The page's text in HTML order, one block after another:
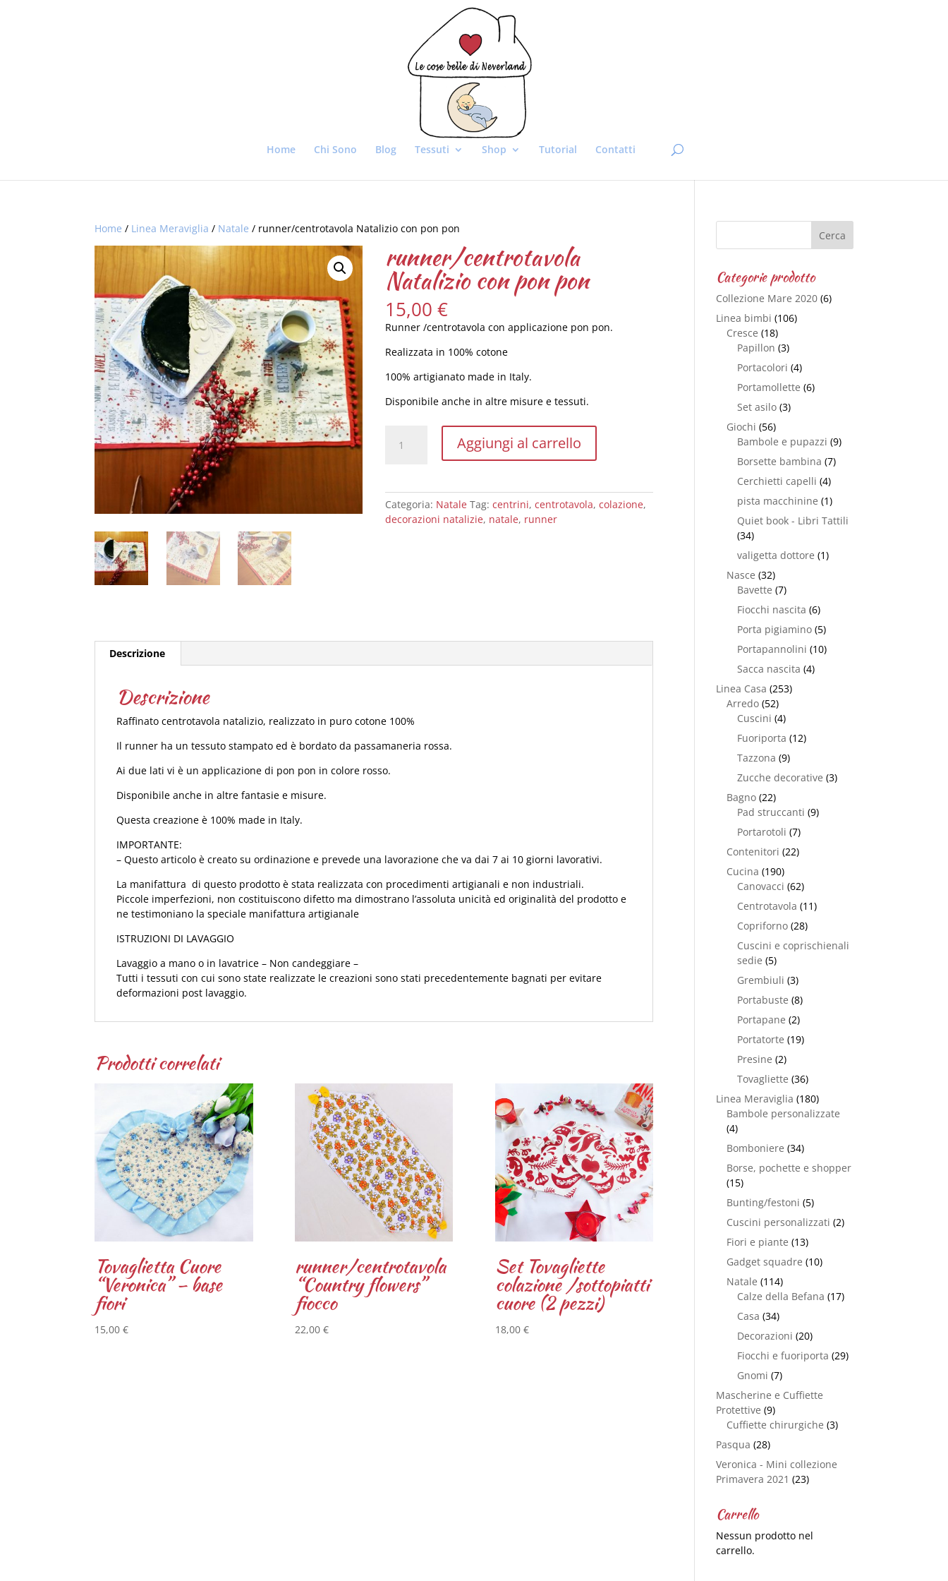
Home Chi Sono Blog Tessuti Shop Tutorial Contatti
Home / Linea Meraviglia / Natale / runner/centrotavola Natalizio con pon pon
runner/centrotavola
Natalizio con pon pon
15,00€
Runner /centrotavola con applicazione pon pon.
Realizzata in 100% cotone
100% artigianato made in Italy.
Disponibile anche in altre misure e tessuti.
runner/centrotavola
Natalizio
pon
quantità
Aggiungi al carrello
Categoria: Natale Tag:centrini,centrotavola,colazione,
decorazioni natalizie, natale, runner
Descrizione
Descrizione
Raffinato centrotavola natalizio, realizzato in puro cotone 100%
Il runner ha un tessuto stampato ed è bordato da passamaneria rossa.
Ai due lati vi è un applicazione di pon pon in colore rosso.
Disponibile anche in altre fantasie e misure.
Questa creazione è 100% made in Italy.
IMPORTANTE:
– Questo articolo è creato su ordinazione e prevede una lavorazione che va dai 7 ai 10 giorni lavorativi.
La manifattura di questo prodotto è stata realizzata con procedimenti artigianali e non industriali.
Piccole imperfezioni, non costituiscono difetto ma dimostrano l’assoluta unicità ed originalità del prodotto e
ne testimoniano la speciale manifattura artigianale
ISTRUZIONI DI LAVAGGIO
Lavaggio a mano o in lavatrice – Non candeggiare –
Tutti i tessuti con cui sono state realizzate le creazioni sono stati precedentemente bagnati per evitare
deformazioni post lavaggio.
Prodotti correlati
Tovaglietta Cuore
“Veronica” – base
fiori
15,00€
runner/centrotavola
“Country flowers”
fiocco
22,00 €
Set Tovagliette
colazione /sottopiatti
cuore (2 pezzi)
18,00 €
Categorie prodotto
Collezione Mare 2020 (6)
Linea bimbi (106)
Cresce (18)
Papillon (3)
Portacolori (4)
Portamollette (6)
Set asilo (3)
Giochi (56)
Bambole e pupazzi (9)
Borsette bambina (7)
Cerchietti capelli (4)
pista macchinine (1)
Quiet book - Libri Tattili
(34)
valigetta dottore (1)
Nasce (32)
Bavette (7)
Fiocchi nascita (6)
Porta pigiamino (5)
Portapannolini (10)
Sacca nascita (4)
Linea Casa (253)
Arredo (52)
Cuscini (4)
Fuoriporta (12)
Tazzona (9)
Zucche decorative (3)
Bagno (22)
Pad struccanti (9)
Portarotoli (7)
Contenitori (22)
Cucina (190)
Canovacci (62)
Centrotavola (11)
Copriforno (28)
Cuscini e coprischienali
sedie (5)
Grembiuli (3)
Portabuste (8)
Portapane (2)
Portatorte (19)
Presine (2)
Tovagliette (36)
Linea Meraviglia (180)
Bambole personalizzate
(4)
Bomboniere (34)
Borse, pochette e shopper
(15)
Bunting/festoni (5)
Cuscini personalizzati (2)
Fiori e piante (13)
Gadget squadre (10)
Natale (114)
Calze della Befana (17)
Casa (34)
Decorazioni (20)
Fiocchi e fuoriporta (29)
Gnomi (7)
Mascherine e Cuffiette
Protettive (9)
Cuffiette chirurgiche (3)
Pasqua (28)
Veronica - Mini collezione
Primavera 2021 (23)
Carrello
Nessun prodotto nel
carrello.